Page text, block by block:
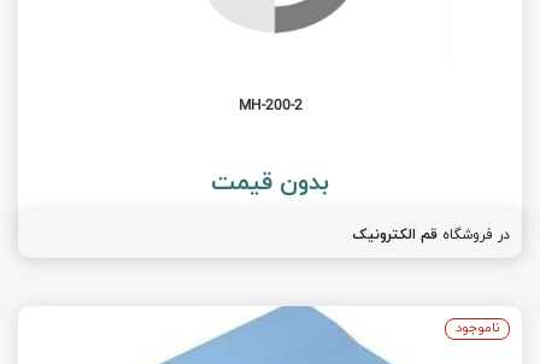
MH-200-2
بدون قیمت
در فروشگاه قم الکترونیک
ناموجود